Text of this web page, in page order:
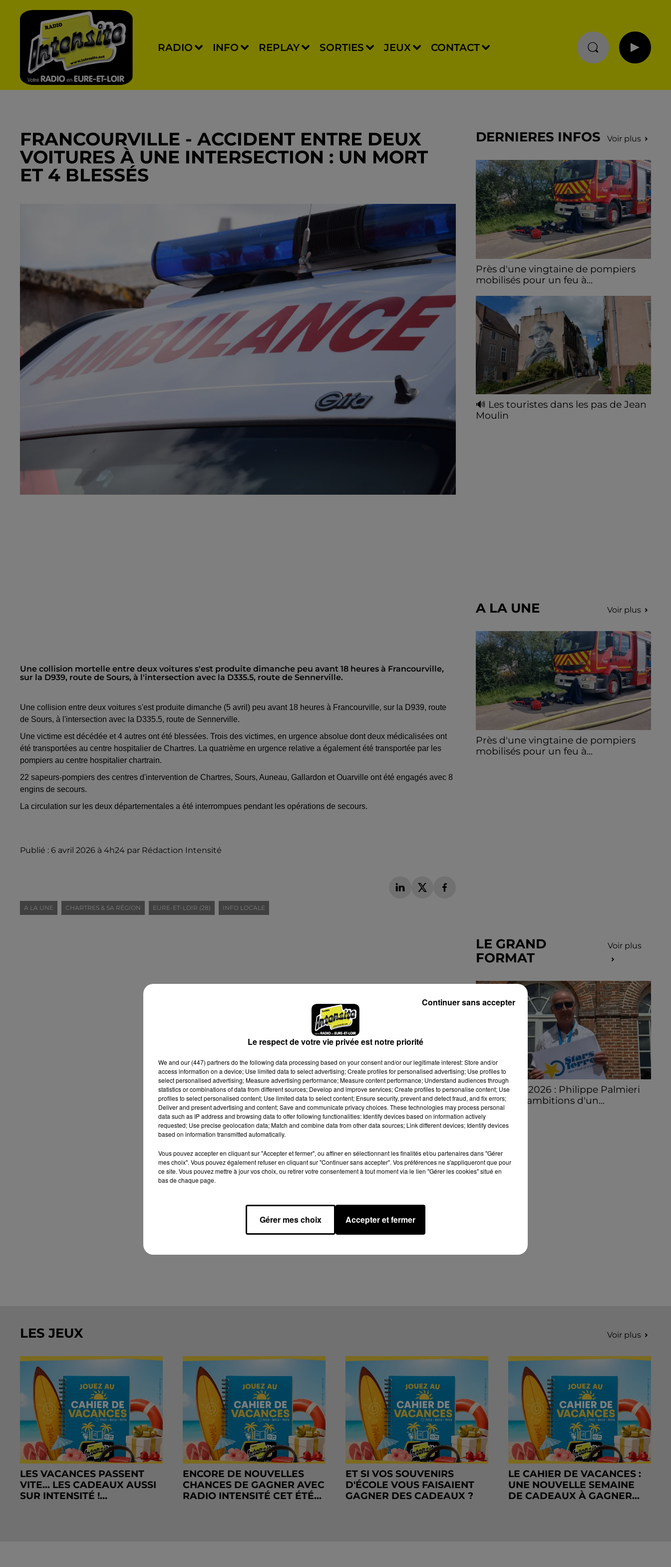
RADIO INFO REPLAY SORTIES JEUX CONTACT
FRANCOURVILLE - ACCIDENT ENTRE DEUX
VOITURES À UNE INTERSECTION : UN MORT
ET 4 BLESSÉS
Une collision mortelle entre deux voitures s'est produite dimanche peu avant 18 heures à Francourville,
sur la D939, route de Sours, à l'intersection avec la D335.5, route de Sennerville.
Une collision entre deux voitures s'est produite dimanche (5 avril) peu avant 18 heures à Francourville, sur la D939, route
de Sours, à l'intersection avec la D335.5, route de Sennerville.
Une victime est décédée et 4 autres ont été blessées. Trois des victimes, en urgence absolue dont deux médicalisées ont
été transportées au centre hospitalier de Chartres. La quatrième en urgence relative a également été transportée par les
pompiers au centre hospitalier chartrain.
22 sapeurs-pompiers des centres d'intervention de Chartres, Sours, Auneau, Gallardon et Ouarville ont été engagés avec 8
engins de secours.
La circulation sur les deux départementales a été interrompues pendant les opérations de secours.
Publié : 6 avril 2026 à 4h24 par Rédaction Intensité
A LA UNE CHARTRES & SA RÉGION EURE-ET-LOIR (28) INFO LOCALE
DERNIERES INFOS Voir plus
Près d'une vingtaine de pompiers
mobilisés pour un feu à...
s'est propagé à des herbes sèches.
🔊 Les touristes dans les pas de Jean
Moulin
A LA UNE Voir plus
Près d'une vingtaine de pompiers
mobilisés pour un feu à...
LE GRAND
FORMAT
Voir plus
Stars'Terre 2026 : Philippe Palmieri
dévoile les ambitions d'un...
À quelques semaines de la première
édition de Stars'Terre, organisée du 18 au 20
LES JEUX Voir plus
LES VACANCES PASSENT
VITE... LES CADEAUX AUSSI
SUR INTENSITÉ !...
ENCORE DE NOUVELLES
CHANCES DE GAGNER AVEC
RADIO INTENSITÉ CET ÉTÉ...
ET SI VOS SOUVENIRS
D'ÉCOLE VOUS FAISAIENT
GAGNER DES CADEAUX ?
LE CAHIER DE VACANCES :
UNE NOUVELLE SEMAINE
DE CADEAUX À GAGNER...
Le respect de votre vie privée est notre priorité
We and our (447) partnersdo the following data processing based on your consent and/or our legitimate interest: Store and/or
access information on a device; Use limited data to select advertising; Create profiles for personalised advertising; Use profiles to
select personalised advertising; Measure advertising performance; Measure content performance; Understand audiences through
statistics or combinations of data from different sources; Develop and improve services; Create profiles to personalise content; Use
profiles to select personalised content; Use limited data to select content; Ensure security, prevent and detect fraud, and fix errors;
Deliver and present advertising and content; Save and communicate privacy choices. These technologies may process personal
data such as IP address and browsing data to offer following functionalities: Identify devices based on information actively
requested; Use precise geolocation data; Match and combine data from other data sources; Link different devices; Identify devices
based on information transmitted automatically.
Vous pouvez accepter en cliquant sur "Accepter et fermer", ou affiner en sélectionnant les finalités et/ou partenaires dans "Gérer
mes choix". Vous pouvez également refuser en cliquant sur "Continuer sans accepter". Vos préférences ne s'appliqueront que pour
ce site. Vous pouvez mettre à jour vos choix, ou retirer votre consentement à tout moment via le lien "Gérer les cookies" situé en
bas de chaque page.
Gérer mes choix Accepter et fermer
Continuer sans accepter